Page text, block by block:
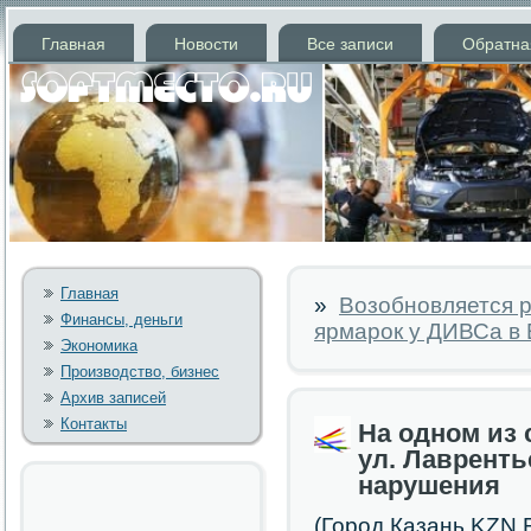
Главная Новости Все записи
Главная
Финансы, деньги
Экономика
Производство, бизнес
Архив записей
Контакты
» Возобновляется
ярмарок у ДИВСа в
На одном из
ул.
нарушения
(Горοд Казань